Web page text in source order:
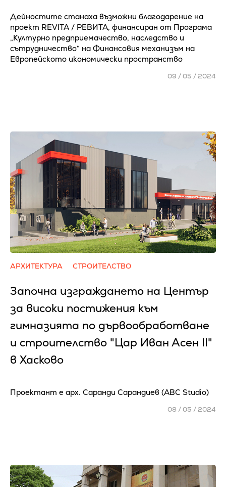
Дейностите станаха възможни благодарение на
проект REVITA / РЕВИТА, финансиран от Програма
„Културно предприемачество, наследство и
сътрудничество“ на Финансовия механизъм на
Европейското икономически пространство
09 / 05 / 2024
АРХИТЕКТУРА СТРОИТЕЛСТВО
Започна изграждането на Център
за високи постижения към
гимназията по дървообработване
и строителство "Цар Иван Асен ІI"
в Хасково
Проектант е арх. Саранди Сарандиев (ABC Studio)
08 / 05 / 2024